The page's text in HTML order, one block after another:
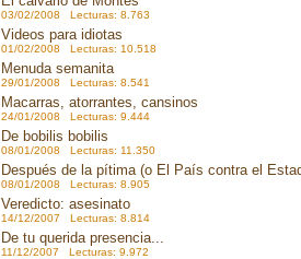
03/02/2008 Lecturas: 8.763
Videos para idiotas
01/02/2008 Lecturas: 10.518
Menuda semanita
29/01/2008 Lecturas: 8.541
Macarras, atorrantes, cansinos
24/01/2008 Lecturas: 9.444
De bobilis bobilis
08/01/2008 Lecturas: 11.350
Después de la pítima (o El País contra el
08/01/2008 Lecturas: 8.905
Veredicto: asesinato
14/12/2007 Lecturas: 8.814
De tu querida presencia...
11/12/2007 Lecturas: 9.972